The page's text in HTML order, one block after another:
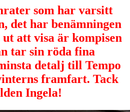
som har varsitt
det har benämningen
att visa är kompisen
tar sin röda fina
detalj till Tempo
framfart. Tack
Ingela!